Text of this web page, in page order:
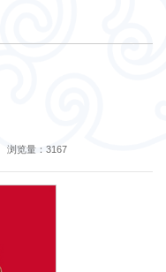
浏览量： 3167